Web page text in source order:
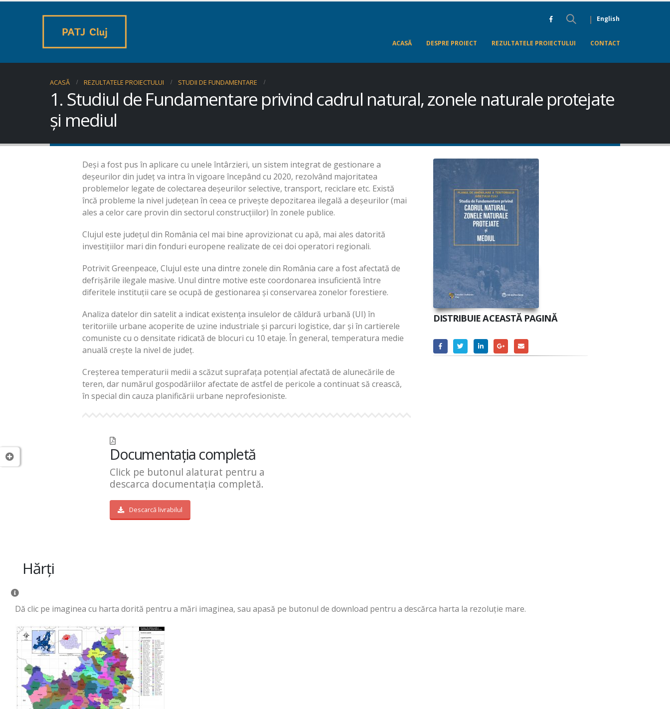
| English
ACASĂ DESPRE PROIECT REZULTATELE PROIECTULUI CONTACT
ACASĂ REZULTATELE PROIECTULUI STUDII DE FUNDAMENTARE
1. Studiul de Fundamentare privind cadrul natural, zonele naturale protejate
și mediul
Deși a fost pus în aplicare cu unele întârzieri, un sistem integrat de gestionare a
deșeurilor din județ va intra în vigoare începând cu 2020, rezolvând majoritatea
problemelor legate de colectarea deșeurilor selective, transport, reciclare etc. Există
încă probleme la nivel județean în ceea ce privește depozitarea ilegală a deșeurilor (mai
ales a celor care provin din sectorul construcțiilor) în zonele publice.
Clujul este județul din România cel mai bine aprovizionat cu apă, mai ales datorită
investițiilor mari din fonduri europene realizate de cei doi operatori regionali.
Potrivit Greenpeace, Clujul este una dintre zonele din România care a fost afectată de
defrișările ilegale masive. Unul dintre motive este coordonarea insuficientă între
diferitele instituții care se ocupă de gestionarea și conservarea zonelor forestiere.
Analiza datelor din satelit a indicat existența insulelor de căldură urbană (UI) în
teritoriile urbane acoperite de uzine industriale și parcuri logistice, dar și în cartierele
comuniste cu o densitate ridicată de blocuri cu 10 etaje. În general, temperatura medie
anuală crește la nivel de județ.
Creșterea temperaturii medii a scăzut suprafața potențial afectată de alunecările de
teren, dar numărul gospodăriilor afectate de astfel de pericole a continuat să crească,
în special din cauza planificării urbane neprofesioniste.
Documentația completă
Click pe butonul alaturat pentru a
descarca documentația completă.
Descarcă livrabilul
DISTRIBUIE ACEASTĂ PAGINĂ
Hărți
Dă clic pe imaginea cu harta dorită pentru a mări imaginea, sau apasă pe butonul de download pentru a descărca harta la rezoluție mare.